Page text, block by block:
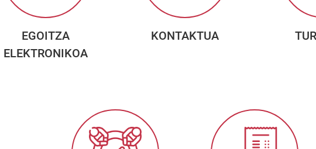
EGOITZA
ELEKTRONIKOA
KONTAKTUA